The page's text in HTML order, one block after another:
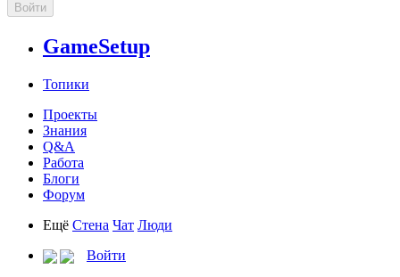
Войти
GameSetup
Топики
Проекты
Знания
Q&A
Работа
Блоги
Форум
Ещё Стена Чат Люди
Войти